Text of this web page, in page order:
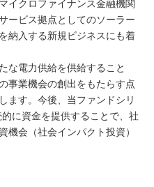
イクロファイナンス金融機関
ービス拠点としてのソーラー
納入する新規ビジネスにも着
な電力供給を供給すること
事業機会の創出をもたらす点
ます。今後、当ファンドシリ
に資金を提供することで、社
機会（社会インパクト投資）